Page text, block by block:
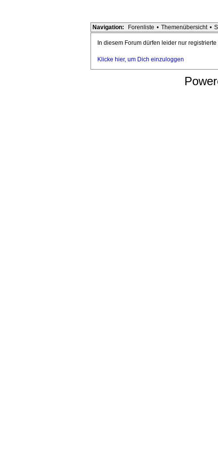
Navigation: Forenliste • Themenübersicht •
In diesem Forum dürfen leider nur
Klicke hier, um Dich einzuloggen